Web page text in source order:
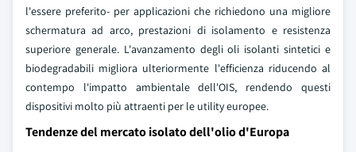
l'essere preferito- per applicazioni che richiedono una migliore
schermatura ad arco, prestazioni di isolamento e resistenza
superiore generale. L'avanzamento degli oli isolanti sintetici e
biodegradabili migliora ulteriormente l'efficienza riducendo al
contempo l'impatto ambientale dell'OIS, rendendo questi
dispositivi molto più attraenti per le utility europee.
Tendenze del mercato isolato dell'olio d'Europa